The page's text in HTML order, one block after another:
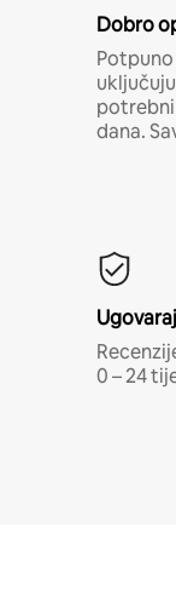
Dobro
potrebni
dana.
0 – 24